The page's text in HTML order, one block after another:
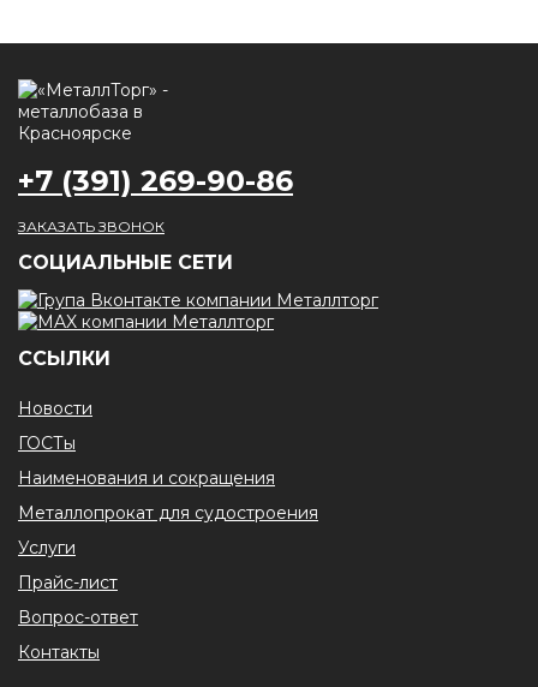
+7 (391) 269-90-86
ЗАКАЗАТЬ ЗВОНОК
CОЦИАЛЬНЫЕ СЕТИ
ССЫЛКИ
Новости
ГОСТы
Наименования и сокращения
Металлопрокат для судостроения
Услуги
Прайс-лист
Вопрос-ответ
Контакты